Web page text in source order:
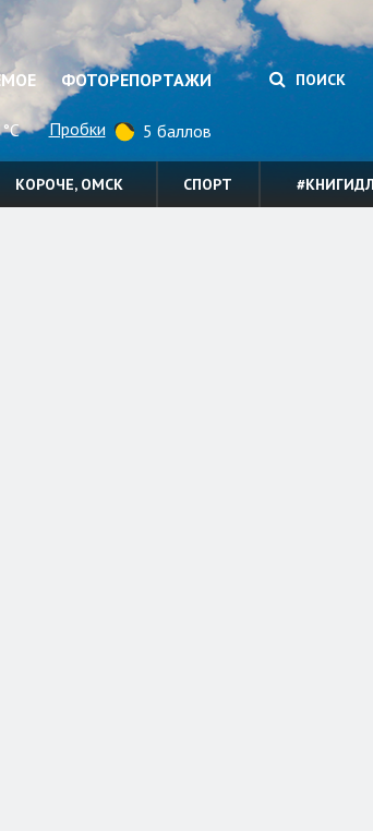
ФОТОРЕПОРТАЖИ ПОИСК
Пробки 5 баллов
КОРОЧЕ, ОМСК СПОРТ